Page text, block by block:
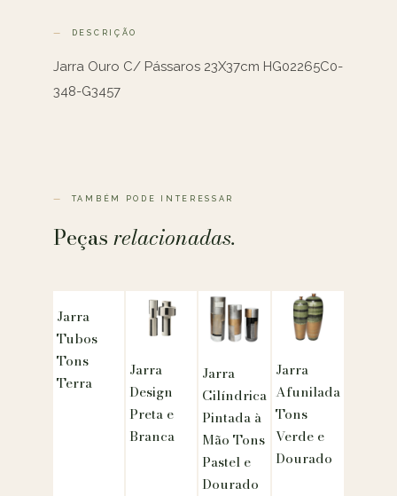
DESCRIÇÃO
Jarra Ouro C/ Pássaros 23X37cm HG02265C0-
348-G3457
TAMBÉM PODE INTERESSAR
Peçasrelacionadas.
Jarra
Tubos
Tons
Terra
Jarra
Design
Preta e
Branca
Jarra
Cilíndrica
Pintada à
Mão Tons
Pastel e
Dourado
Jarra
Afunilada
Tons
Verde e
Dourado